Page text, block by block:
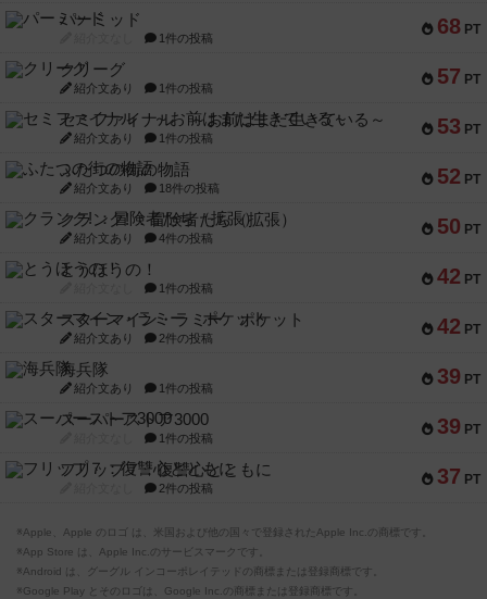
68 PT
パーミッド
1件の投稿
57 PT
クリーグ
紹介文あり 1件の投稿
53 PT
セミファイナル ～お前はまだ生きている～
紹介文あり 1件の投稿
52 PT
ふたつの街の物語
紹介文あり 18件の投稿
50 PT
クランク! ：冒険者たち（拡張）
紹介文あり 4件の投稿
42 PT
とうほうの！
1件の投稿
42 PT
スターマイン・ラミー ポケット
紹介文あり 2件の投稿
39 PT
海兵隊
紹介文あり 1件の投稿
39 PT
スーパーストア3000
1件の投稿
37 PT
フリップ７：復讐心とともに
2件の投稿
※Apple、Apple のロゴ は、米国および他の国々で登録されたApple Inc.の商標です。
※App Store は、Apple Inc.のサービスマークです。
※Android は、グーグル インコーポレイテッドの商標または登録商標です。
※Google Play とそのロゴは、Google Inc.の商標または登録商標です。